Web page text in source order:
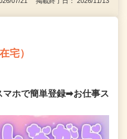
宅）
マホで簡単登録➡お仕事ス